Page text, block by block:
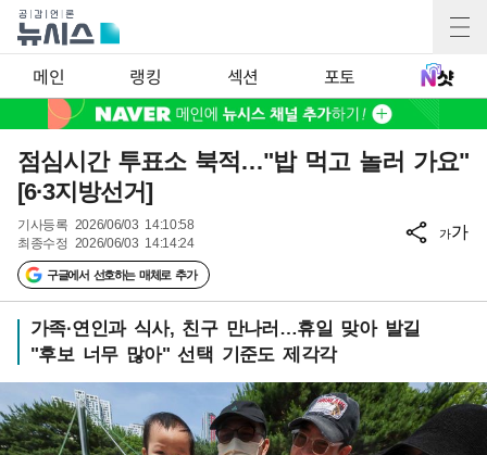
메인 랭킹 섹션 포토
점심시간 투표소 북적…"밥 먹고 놀러 가요"
[6·3지방선거]
기사등록 2026/06/03 14:10:58
최종수정 2026/06/03 14:14:24
구글에서 선호하는 매체로 추가
가가
가족·연인과 식사, 친구 만나러…휴일 맞아 발길
"후보 너무 많아" 선택 기준도 제각각